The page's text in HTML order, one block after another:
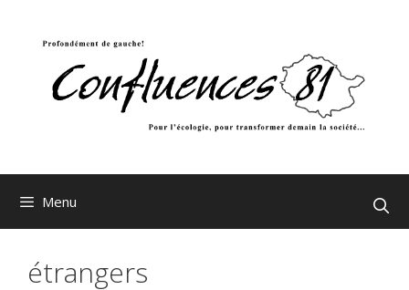
Menu
étrangers